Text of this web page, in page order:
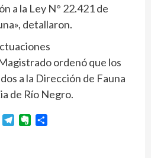
a la Ley N° 22.421 de
detallaron.
ordenó que los
a la Dirección de Fauna
de Río Negro.
WhatsApp
TelegramEvernote